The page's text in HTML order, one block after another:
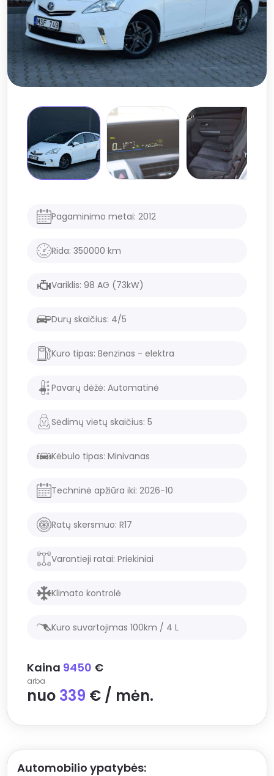
Pagaminimo metai: 2012
Rida: 350000 km
Variklis: 98 AG (73kW)
Durų skaičius: 4/5
Kuro tipas: Benzinas - elektra
Pavarų dėžė: Automatinė
Sėdimų vietų skaičius: 5
Kėbulo tipas: Minivanas
Techninė apžiūra iki: 2026-10
Ratų skersmuo: R17
Varantieji ratai: Priekiniai
Klimato kontrolė
Kuro suvartojimas 100km / 4 L
Kaina 9450 €
arba
nuo 339 € / mėn.
Automobilio ypatybės: